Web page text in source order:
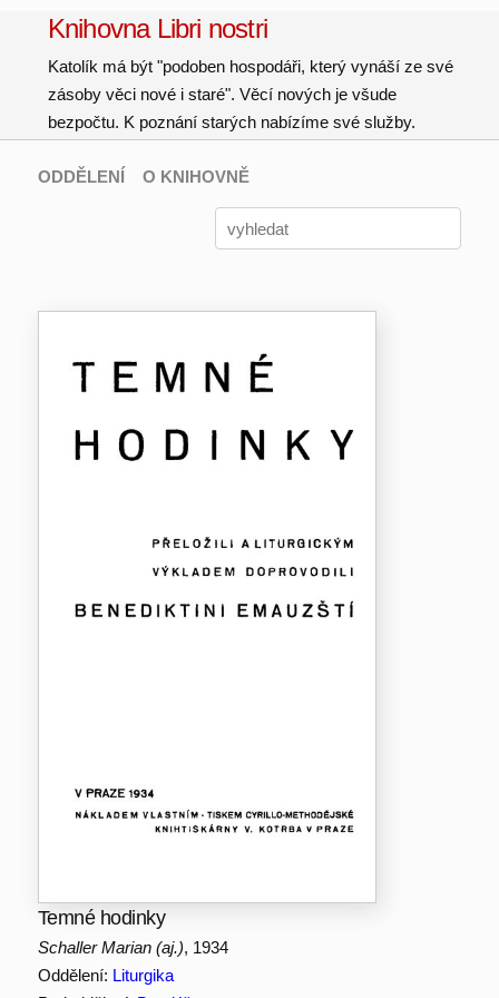
Knihovna Libri nostri
Katolík má být "podoben hospodáři, který vynáší ze své
zásoby věci nové i staré". Věcí nových je všude
bezpočtu. K poznání starých nabízíme své služby.
ODDĚLENÍ O KNIHOVNĚ
Temné hodinky
Schaller Marian (aj.), 1934
Oddělení: Liturgika